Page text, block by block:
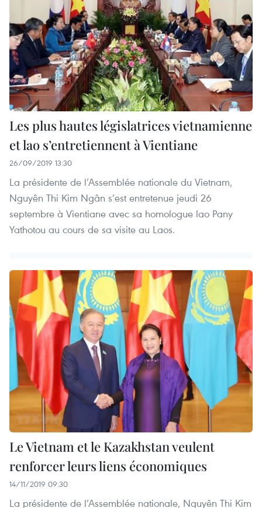
Les plus hautes législatrices vietnamienne
et lao s’entretiennent à Vientiane
26/09/2019 13:30
La présidente de l’Assemblée nationale du Vietnam,
Nguyên Thi Kim Ngân s’est entretenue jeudi 26
septembre à Vientiane avec sa homologue lao Pany
Yathotou au cours de sa visite au Laos.
Le Vietnam et le Kazakhstan veulent
renforcer leurs liens économiques
14/11/2019 09:30
La présidente de l’Assemblée nationale, Nguyên Thi Kim